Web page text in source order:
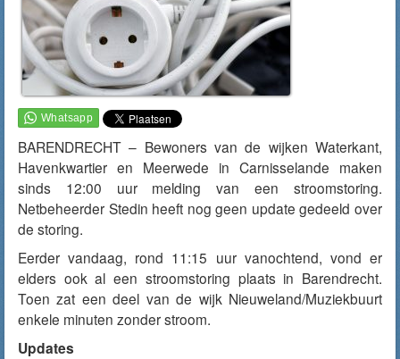
BARENDRECHT – Bewoners van de wijken Waterkant,
Havenkwartier en Meerwede in Carnisselande maken
sinds 12:00 uur melding van een stroomstoring.
Netbeheerder Stedin heeft nog geen update gedeeld over
de storing.
Eerder vandaag, rond 11:15 uur vanochtend, vond er
elders ook al een stroomstoring plaats in Barendrecht.
Toen zat een deel van de wijk Nieuweland/Muziekbuurt
enkele minuten zonder stroom.
Updates